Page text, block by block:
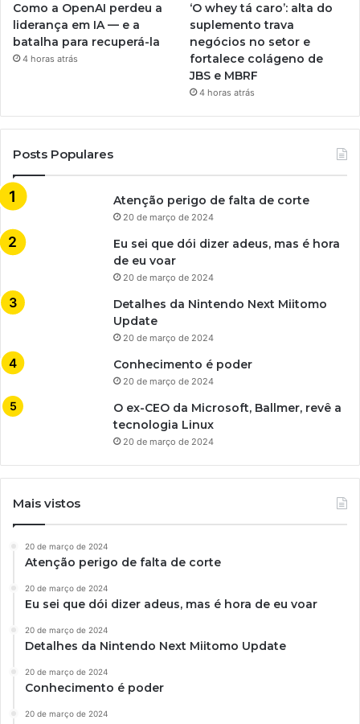
Como a OpenAI perdeu a
liderança em IA — e a
batalha para recuperá-la
4 horas atrás
‘O whey tá caro’: alta do
suplemento trava
negócios no setor e
fortalece colágeno de
JBS e MBRF
4 horas atrás
Posts Populares
Atenção perigo de falta de corte
20 de março de 2024
Eu sei que dói dizer adeus, mas é hora
de eu voar
20 de março de 2024
Detalhes da Nintendo Next Miitomo
Update
20 de março de 2024
Conhecimento é poder
20 de março de 2024
O ex-CEO da Microsoft, Ballmer, revê a
tecnologia Linux
20 de março de 2024
Mais vistos
20 de março de 2024
Atenção perigo de falta de corte
20 de março de 2024
Eu sei que dói dizer adeus, mas é hora de eu voar
20 de março de 2024
Detalhes da Nintendo Next Miitomo Update
20 de março de 2024
Conhecimento é poder
20 de março de 2024